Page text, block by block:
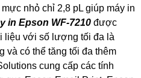
nhỏ chỉ 2,8 pL giúp máy in
in Epson WF-7210 được
liệu với số lượng tối đa là
và có thể tăng tối đa thêm
cung cấp các tính